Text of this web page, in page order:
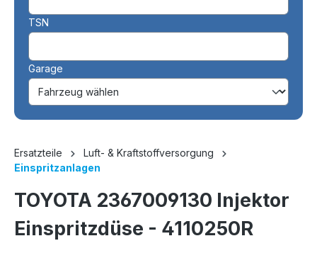
TSN
Garage
Ersatzteile
Luft- & Kraftstoffversorgung
Einspritzanlagen
TOYOTA 2367009130 Injektor
Einspritzdüse - 4110250R